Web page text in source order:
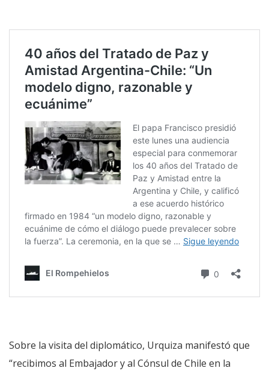
Sobre la visita del diplomático, Urquiza manifestó que
“recibimos al Embajador y al Cónsul de Chile en la